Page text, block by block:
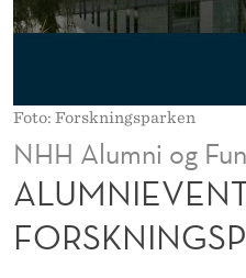
F
R
S
K
N
Foto: Forskningsparken
NHH Alumni og